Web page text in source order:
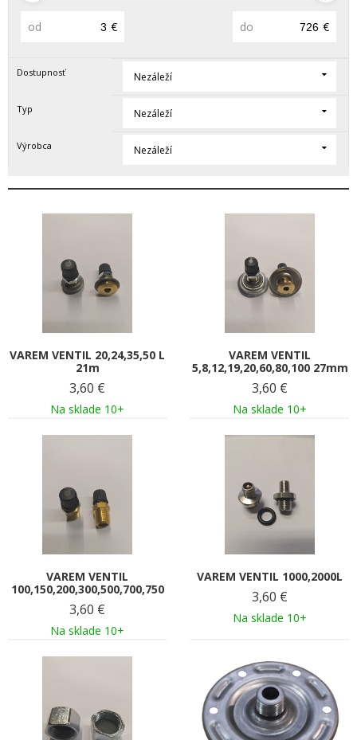
od € do €
Dostupnosť Nezáleží
Typ Nezáleží
Výrobca Nezáleží
VAREM VENTIL 20,24,35,50 L
21m
3,60 €
Na sklade 10+
VAREM VENTIL
5,8,12,19,20,60,80,100 27mm
3,60 €
Na sklade 10+
VAREM VENTIL
100,150,200,300,500,700,750
3,60 €
Na sklade 10+
VAREM VENTIL 1000,2000L
3,60 €
Na sklade 10+